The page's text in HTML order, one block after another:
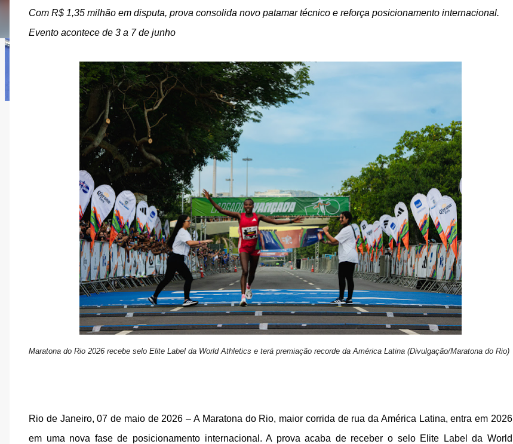
Com R$ 1,35 milhão em disputa, prova consolida novo patamar técnico e reforça posicionamento internacional.
Evento acontece de 3 a 7 de junho
Maratona do Rio 2026 recebe selo Elite Label da World Athletics e terá premiação recorde da América Latina (Divulgação/Maratona do Rio)
Rio de Janeiro, 07 de maio de 2026 – A Maratona do Rio, maior corrida de rua da América Latina, entra em 2026
em uma nova fase de posicionamento internacional. A prova acaba de receber o selo Elite Label da World